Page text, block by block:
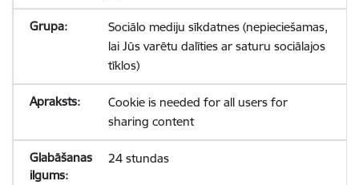
Sociālo mediju sīkdatnes (nepieciešamas,
lai Jūs varētu dalīties ar saturu sociālajos
tīklos)
Cookie is needed for all users for
sharing content
24 stundas